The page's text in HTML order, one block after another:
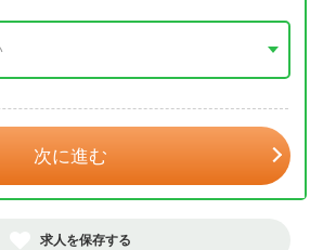
次に進む
求人を保存する